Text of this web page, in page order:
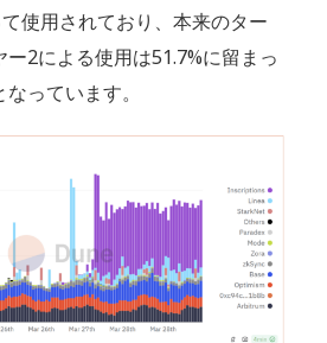
使用されており、本来のター
2による使用は51.7%に留まっ
っています。